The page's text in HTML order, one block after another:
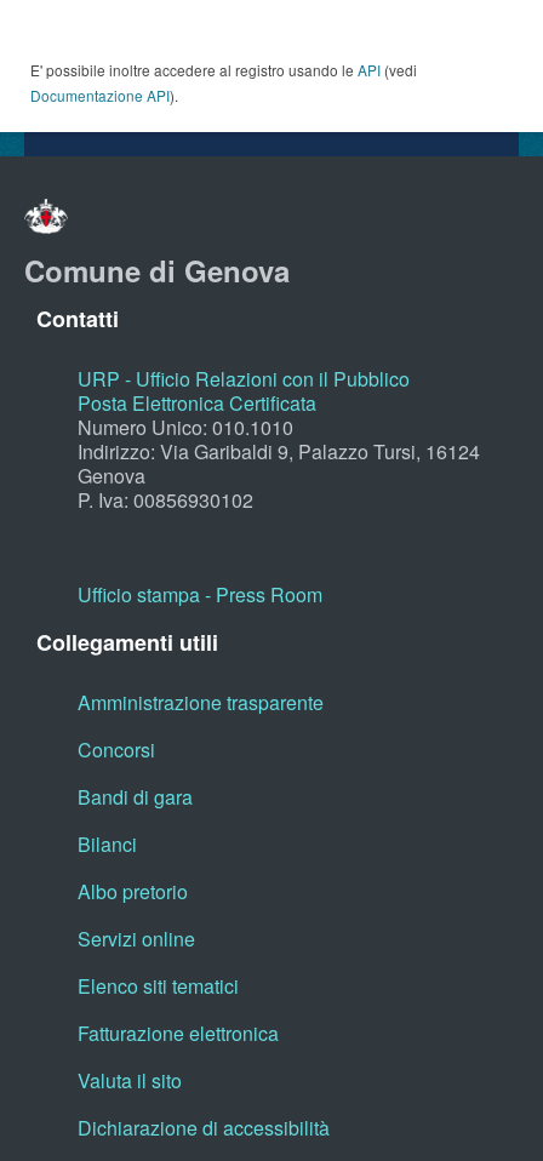
E' possibile inoltre accedere al registro usando le API (vedi
Documentazione API).
Comune di Genova
Contatti
URP - Ufficio Relazioni con il Pubblico
Posta Elettronica Certificata
Numero Unico: 010.1010
Indirizzo: Via Garibaldi 9, Palazzo Tursi, 16124
Genova
P. Iva: 00856930102
Ufficio stampa - Press Room
Collegamenti utili
Amministrazione trasparente
Concorsi
Bandi di gara
Bilanci
Albo pretorio
Servizi online
Elenco siti tematici
Fatturazione elettronica
Valuta il sito
Dichiarazione di accessibilità